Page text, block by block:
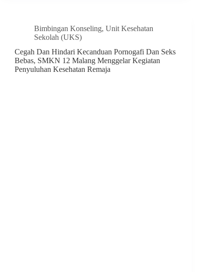
Bimbingan Konseling, Unit Kesehatan
Sekolah (UKS)
Cegah Dan Hindari Kecanduan Pornogafi Dan Seks
Bebas, SMKN 12 Malang Menggelar Kegiatan
Penyuluhan Kesehatan Remaja